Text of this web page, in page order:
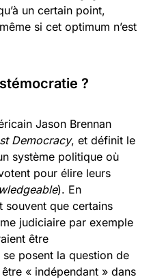
un certain point,
si cet optimum n’est
?
Jason Brennan
Democracy, et définit le
système politique où
pour élire leurs
). En
que certains
judiciaire par exemple
être
posent la question de
« indépendant » dans